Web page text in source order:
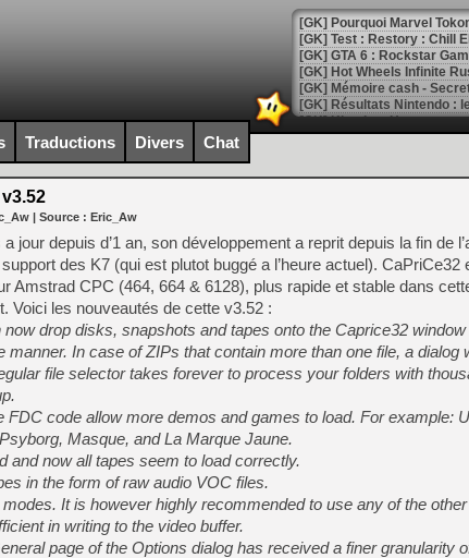
[GK] Pourquoi Marvel
[GK] Test : Restory : Chill
[GK] GTA 6 : Rockstar
[GK] Hot Wheels Infinite
[GK] Mémoire cash -
[GK] Résultats Nintendo :
[GK] Déjà des
[Mo5] Brickboy cherche à
[GK] Minecraft et ses «
[GK] Beast of
[GK] Ubisoft : fin de partie
[GK] Mémoire cash -
[GK] Dan Houser (GTA)
[GK] Comment EA Sports
[GK] Crimson Moon : un
[GK] Isle of Reveries : le
[GK] Moonlighter 2 : The
[GK] Capcom relance
[Mo5] Deux inédits du
[GK] Le beat'em up The
[GK] Endless Legend 2 :
[LS] [PS5] Le WebKit
Traductions Divers Chat
| Source : Eric_Aw
jour depuis d’1 an, son développement a reprit depuis la fin de
des K7 (qui est plutot buggé a l’heure actuel). CaPriCe32
Amstrad CPC (464, 664 & 6128), plus rapide et stable dans
Voici les nouveautés de cette v3.52 :
drop disks, snapshots and tapes onto the Caprice32
manner. In case of ZIPs that contain more than one file, a dialog
file selector takes forever to process your folders with
FDC code allow more demos and games to load. For example:
Masque, and La Marque Jaune.
and now all tapes seem to load correctly.
in the form of raw audio VOC files.
It is however highly recommended to use any of the
in writing to the video buffer.
page of the Options dialog has received a finer granularity